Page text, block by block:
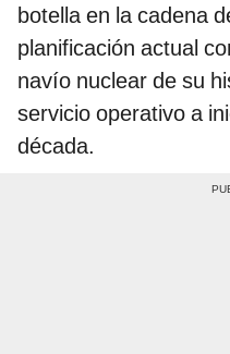
botella en la cadena
planificación actual
navío nuclear de su
servicio operativo a
década.